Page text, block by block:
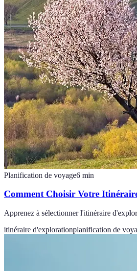
Planification de voyage6 min
Comment Choisir Votre
Apprenez à sélectionner l'itinéraire
itinéraire d'explorationplanification de